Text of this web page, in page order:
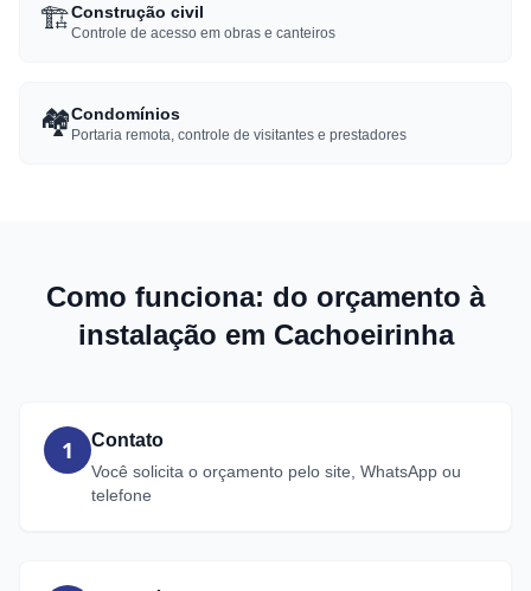
🏗️Construção civil
Controle de acesso em obras e canteiros
🏘️Condomínios
Portaria remota, controle de visitantes e prestadores
Como funciona: do orçamento à
instalação em Cachoeirinha
1 Contato
Você solicita o orçamento pelo site, WhatsApp ou
telefone